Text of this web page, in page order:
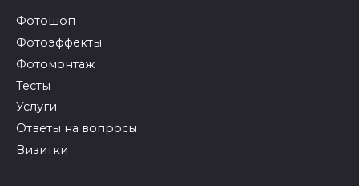
Фотошоп
Фотоэффекты
Фотомонтаж
Тесты
Услуги
Ответы на вопросы
Визитки